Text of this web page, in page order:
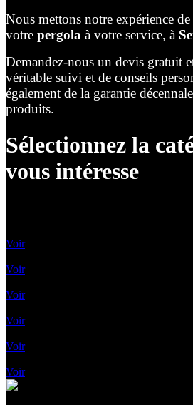
Nous mettons notre expérience de
votre pergola à votre service, à
Demandez-nous un devis gratuit
véritable suivi et de conseils
également de la garantie
produits.
Sélectionnez la
vous intéresse
Voir
Voir
Voir
Voir
Voir
Voir